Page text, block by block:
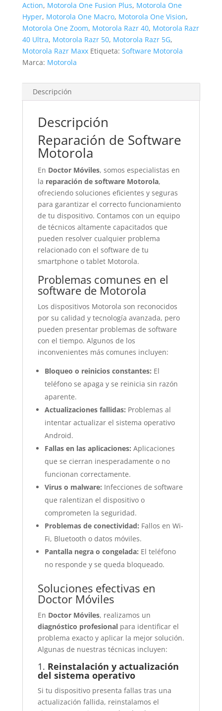
Action, Motorola One Fusion Plus, Motorola One
Hyper, Motorola One Macro, Motorola One Vision,
Motorola One Zoom, Motorola Razr 40, Motorola Razr
40 Ultra, Motorola Razr 50, Motorola Razr 5G,
Motorola Razr Maxx Etiqueta: Software Motorola
Marca: Motorola
Descripción
Descripción
Reparación de Software
Motorola
En Doctor Móviles, somos especialistas en
la reparación de software Motorola,
ofreciendo soluciones eficientes y seguras
para garantizar el correcto funcionamiento
de tu dispositivo. Contamos con un equipo
de técnicos altamente capacitados que
pueden resolver cualquier problema
relacionado con el software de tu
smartphone o tablet Motorola.
Problemas comunes en el
software de Motorola
Los dispositivos Motorola son reconocidos
por su calidad y tecnología avanzada, pero
pueden presentar problemas de software
con el tiempo. Algunos de los
inconvenientes más comunes incluyen:
Bloqueo o reinicios constantes: El
teléfono se apaga y se reinicia sin razón
aparente.
Actualizaciones fallidas: Problemas al
intentar actualizar el sistema operativo
Android.
Fallas en las aplicaciones: Aplicaciones
que se cierran inesperadamente o no
funcionan correctamente.
Virus o malware: Infecciones de software
que ralentizan el dispositivo o
comprometen la seguridad.
Problemas de conectividad: Fallos en Wi-
Fi, Bluetooth o datos móviles.
Pantalla negra o congelada: El teléfono
no responde y se queda bloqueado.
Soluciones efectivas en
Doctor Móviles
En Doctor Móviles, realizamos un
diagnóstico profesionalpara identificar el
problema exacto y aplicar la mejor solución.
Algunas de nuestras técnicas incluyen:
1. Reinstalación y actualización
del sistema operativo
Si tu dispositivo presenta fallas tras una
actualización fallida, reinstalamos el